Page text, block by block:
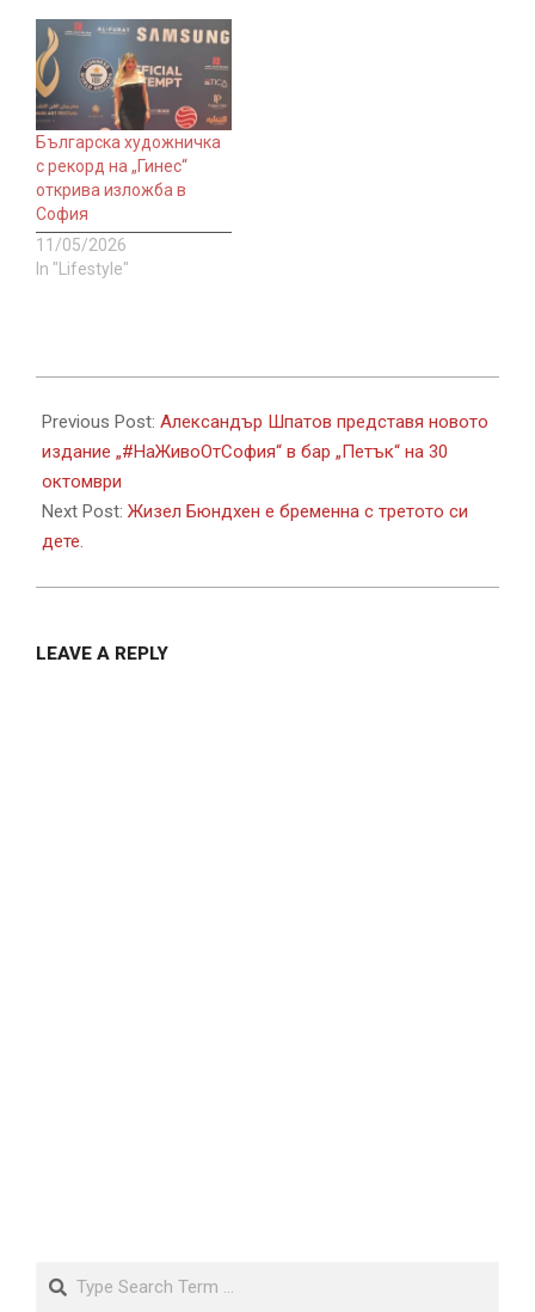
Българска художничка
с рекорд на „Гинес“
открива изложба в
София
11/05/2026
In "Lifestyle"
10-
29
Previous Post: Александър Шпатов представя новото
издание „#НаЖивоОтСофия“ в бар „Петък“ на 30
октомври
Next Post: Жизел Бюндхен е бременна с третото си
дете.
LEAVE A REPLY
Search